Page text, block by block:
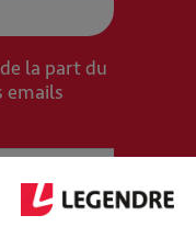
la part du
emails